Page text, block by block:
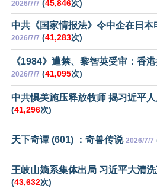
2026/7/7 (45,846次)
中共《国家情报法》令中企在日本
2026/7/7 (41,283次)
《1984》遭禁、黎智英受审：香
2026/7/7 (41,095次)
中共惧美施压释放牧师 揭习近平
(41,296次)
天下奇谭 (601) ：奇兽传说 2026/7/7
王岐山嫡系集体出局 习近平大清
(43,632次)